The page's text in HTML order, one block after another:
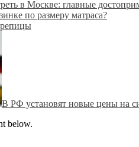
по размеру матраса?
В РФ установят новые цены на
below.